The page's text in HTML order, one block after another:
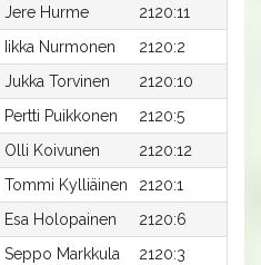
Jere Hurme 2120:11
Iikka Nurmonen 2120:2
Jukka Torvinen 2120:10
Pertti Puikkonen 2120:5
Olli Koivunen 2120:12
Tommi Kylliäinen 2120:1
Esa Holopainen 2120:6
Seppo Markkula 2120:3